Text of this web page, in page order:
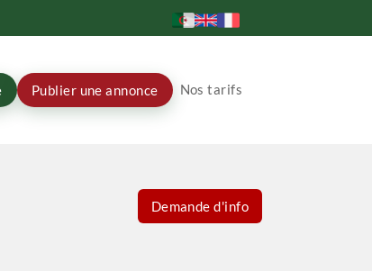
Publier une annonce Nos tarifs
Demande d'info